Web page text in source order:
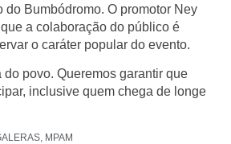
do Bumbódromo. O promotor Ney
a colaboração do público é
o caráter popular do evento.
povo. Queremos garantir que
inclusive quem chega de longe
, MPAM